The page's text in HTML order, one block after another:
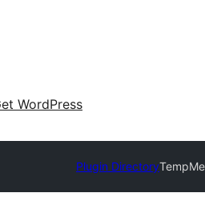
WordPress
Plugin Directory